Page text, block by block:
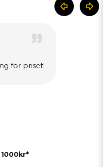
för priset!